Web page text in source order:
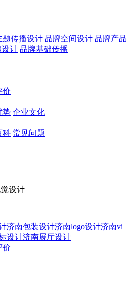
题传播设计 品牌空间设计 品牌产品
设计 品牌基础传播
价
势 企业文化
科 常见问题
济南包装设计济南logo设计济南vi
设计济南展厅设计
价